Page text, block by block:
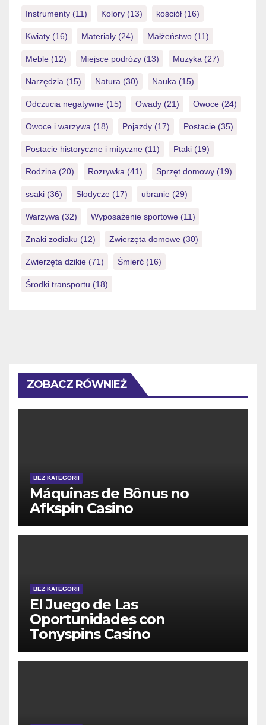
Instrumenty (11) Kolory (13) kościół (16)
Kwiaty (16) Materiały (24) Małżeństwo (11)
Meble (12) Miejsce podróży (13) Muzyka (27)
Narzędzia (15) Natura (30) Nauka (15)
Odczucia negatywne (15) Owady (21) Owoce (24)
Owoce i warzywa (18) Pojazdy (17) Postacie (35)
Postacie historyczne i mityczne (11) Ptaki (19)
Rodzina (20) Rozrywka (41) Sprzęt domowy (19)
ssaki (36) Słodycze (17) ubranie (29)
Warzywa (32) Wyposażenie sportowe (11)
Znaki zodiaku (12) Zwierzęta domowe (30)
Zwierzęta dzikie (71) Śmierć (16)
Środki transportu (18)
ZOBACZ RÓWNIEŻ
BEZ KATEGORII
Máquinas de Bônus no
Afkspin Casino
BEZ KATEGORII
El Juego de Las
Oportunidades con
Tonyspins Casino